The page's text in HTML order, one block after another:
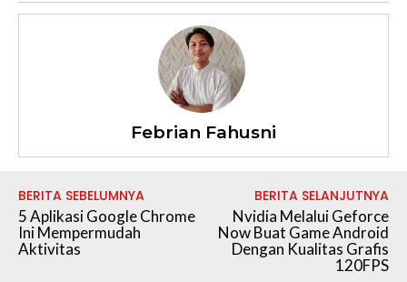
Febrian Fahusni
BERITA SEBELUMNYA
5 Aplikasi Google Chrome
Ini Mempermudah
Aktivitas
BERITA SELANJUTNYA
Nvidia Melalui Geforce
Now Buat Game Android
Dengan Kualitas Grafis
120FPS